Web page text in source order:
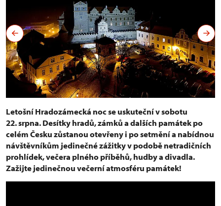
Letošní Hradozámecká noc se uskuteční v sobotu
22. srpna. Desítky hradů, zámků a dalších památek po
celém Česku zůstanou otevřeny i po setmění a nabídnou
návštěvníkům jedinečné zážitky v podobě netradičních
prohlídek, večera plného příběhů, hudby a divadla.
Zažijte jedinečnou večerní atmosféru památek!